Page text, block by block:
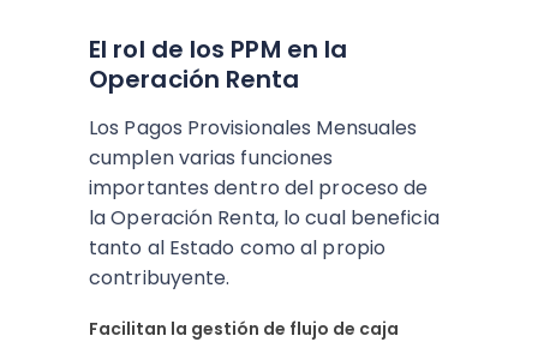
El rol de los PPM en la
Operación Renta
Los Pagos Provisionales Mensuales
cumplen varias funciones
importantes dentro del proceso de
la Operación Renta, lo cual beneficia
tanto al Estado como al propio
contribuyente.
Facilitan la gestión de flujo de caja